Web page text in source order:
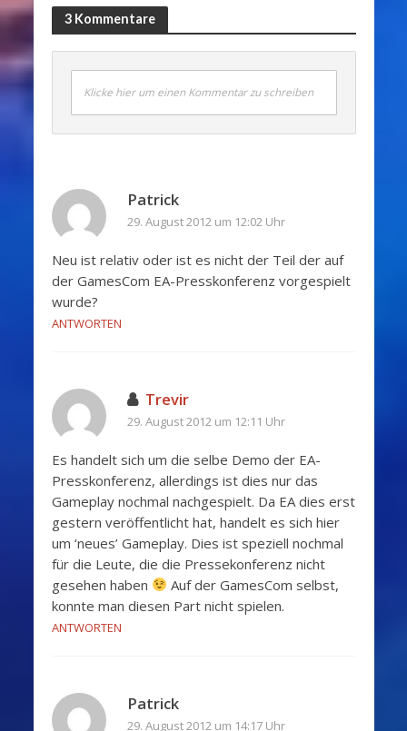
3 Kommentare
Klicke hier um einen Kommentar zu schreiben
Patrick
29. August 2012 um 12:02 Uhr
Neu ist relativ oder ist es nicht der Teil der auf
der GamesCom EA-Presskonferenz vorgespielt
wurde?
ANTWORTEN
Trevir
29. August 2012 um 12:11 Uhr
Es handelt sich um die selbe Demo der EA-
Presskonferenz, allerdings ist dies nur das
Gameplay nochmal nachgespielt. Da EA dies erst
gestern veröffentlicht hat, handelt es sich hier
um ‘neues’ Gameplay. Dies ist speziell nochmal
für die Leute, die die Pressekonferenz nicht
gesehen haben
Auf der GamesCom selbst,
konnte man diesen Part nicht spielen.
ANTWORTEN
Patrick
29. August 2012 um 14:17 Uhr